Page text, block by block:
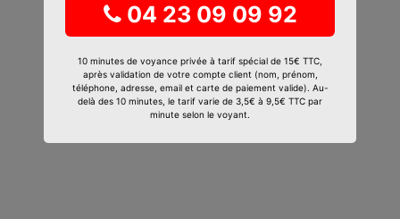
04 23 09 09 92
10 minutes de voyance privée à tarif spécial de 15€ TTC,
après validation de votre compte client (nom, prénom,
téléphone, adresse, email et carte de paiement valide). Au-
delà des 10 minutes, le tarif varie de 3,5€ à 9,5€ TTC par
minute selon le voyant.